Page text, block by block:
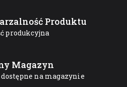
Produktu
produkcyjna
Magazyn
na magazynie